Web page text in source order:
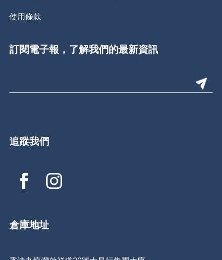
使用條款
訂閱電子報，了解我們的最新資訊
追蹤我們
倉庫地址